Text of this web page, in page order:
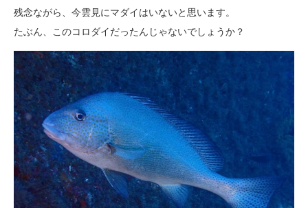
残念ながら、今雲見にマダイはいないと思います。
たぶん、このコロダイだったんじゃないでしょうか？